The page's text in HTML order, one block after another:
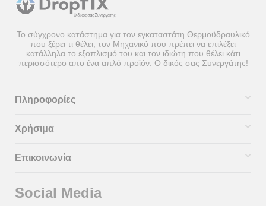
Το σύγχρονο κατάστημα για τον εγκαταστάτη Θερμοϋδραυλικό
που ξέρει τι θέλει, τον Μηχανικό που πρέπει να επιλέξει
κατάλληλα το εξοπλισμό του και τον ιδιώτη που θέλει κάτι
περισσότερο απο ένα απλό προϊόν. Ο δικός σας Συνεργάτης!
Πληροφορίες
Χρήσιμα
Επικοινωνία
Social Media